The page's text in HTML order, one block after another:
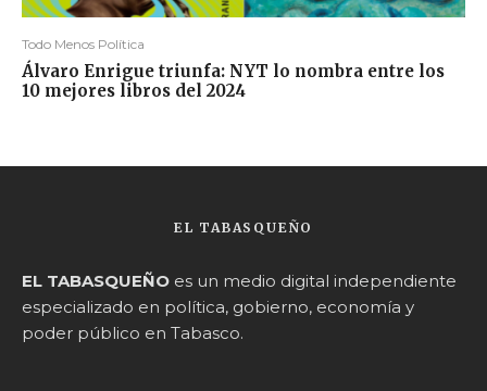
Todo Menos Política
Álvaro Enrigue triunfa: NYT lo nombra entre los
10 mejores libros del 2024
EL TABASQUEÑO
EL TABASQUEÑO es un medio digital independiente
especializado en política, gobierno, economía y
poder público en Tabasco.